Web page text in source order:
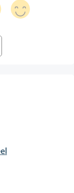
niet beschikbaar.)